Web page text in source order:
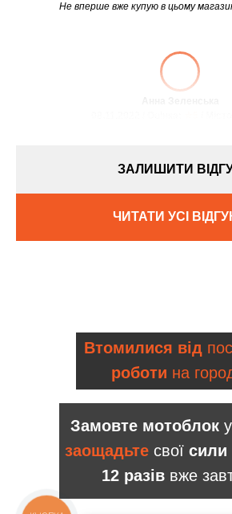
Не вперше вже купую в цьому
Анна Зеленська
ЗАЛИШИТИ
ЧИТАТИ УСІ
Замовте мотоблок
заощадьтесвої сили
12 разів вже
Втомилися від
роботи на